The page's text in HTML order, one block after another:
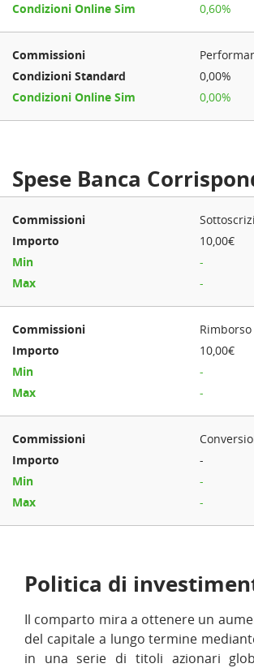
0,60%
0,00%
0,00%
Spese Banca
10,00€
-
-
Rimborso
10,00€
-
-
-
-
-
Politica di
Il comparto mira a ottenere un
del capitale a lungo termine
in una serie di titoli azionari